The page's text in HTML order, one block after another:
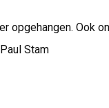
opgehangen. Ook
Stam